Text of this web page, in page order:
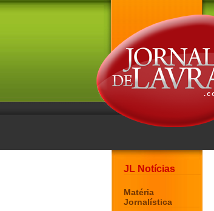
JL Notícias
Matéria
Jornalística